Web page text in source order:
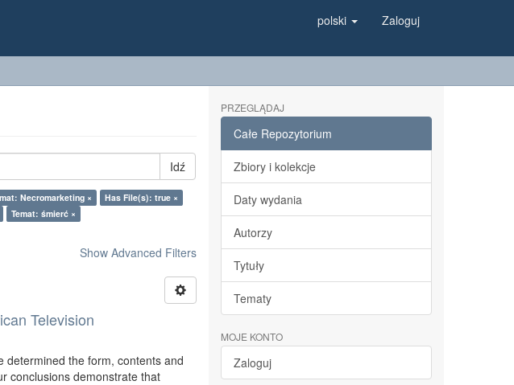
polski Zaloguj
Idź
Necromarketing ×
Has File(s): true ×
Temat: śmierć ×
Show Advanced Filters
Television
determined the form, contents and
conclusions demonstrate that
PRZEGLĄDAJ
Całe Repozytorium
Zbiory i kolekcje
Daty wydania
Autorzy
Tytuły
Tematy
MOJE KONTO
Zaloguj